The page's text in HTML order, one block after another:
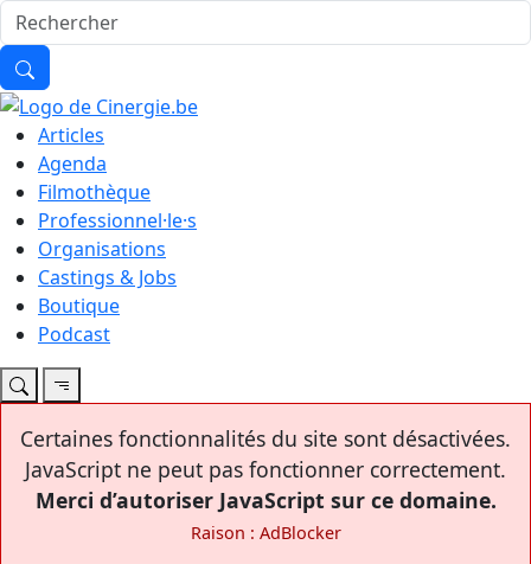
Articles
Agenda
Filmothèque
Professionnel·le·s
Organisations
Castings & Jobs
Boutique
Podcast
Certaines fonctionnalités du site sont désactivées.
JavaScript ne peut pas fonctionner correctement.
Merci d’autoriser JavaScript sur ce domaine.
Raison : AdBlocker